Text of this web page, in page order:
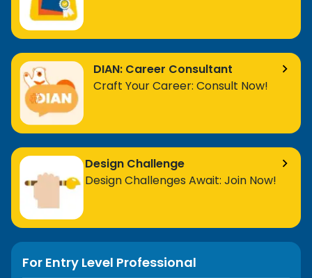
DIAN: Career Consultant
Craft Your Career: Consult Now!
Design Challenge
Design Challenges Await: Join Now!
For Entry Level Professional